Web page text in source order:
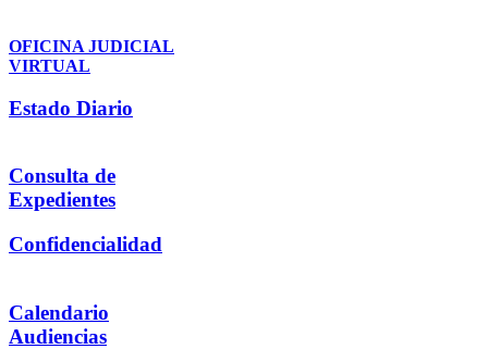
OFICINA JUDICIAL
VIRTUAL
Estado Diario
Consulta de
Expedientes
Confidencialidad
Calendario
Audiencias